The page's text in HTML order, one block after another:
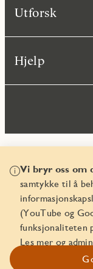
Vi bryr oss om
samtykke til å
(YouTube og
funksjonaliteten
Les mer og
Utforsk
Hjelp